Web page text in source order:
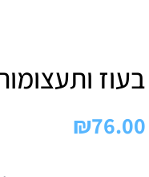
בעוז
₪76.00